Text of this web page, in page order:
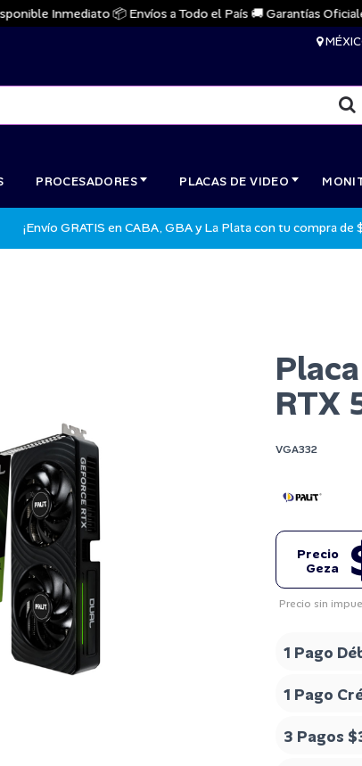
Inmediato 📦 Envíos a Todo el País 🚚 Garantías Oficiales 🔒
PROCESADORES PLACAS DE VIDEO
¡Envío GRATIS en CABA, GBA y La Plata con tu compra
RTX
VGA332
Precio
Geza
Precio sin
1 Pago
1 Pago
3 Pagos